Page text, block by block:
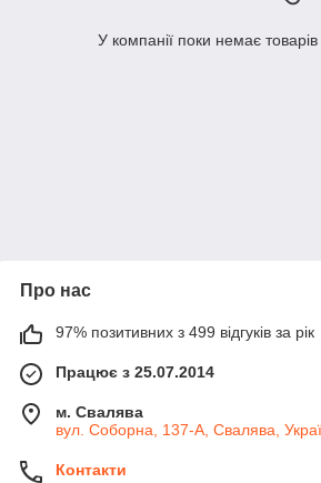
У компанії поки немає
Про нас
97% позитивних з 499 відгуків за рік
Працює з 25.07.2014
м. Свалява
вул. Соборна, 137-А, Свалява,
Контакти